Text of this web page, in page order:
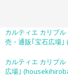
カルティエ カリブ
売・通販｢宝石広場
カルティエ カリブ
広場｣